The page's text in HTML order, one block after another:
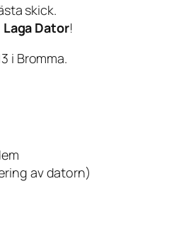
skick.
Laga Dator!
i Bromma.
av datorn)